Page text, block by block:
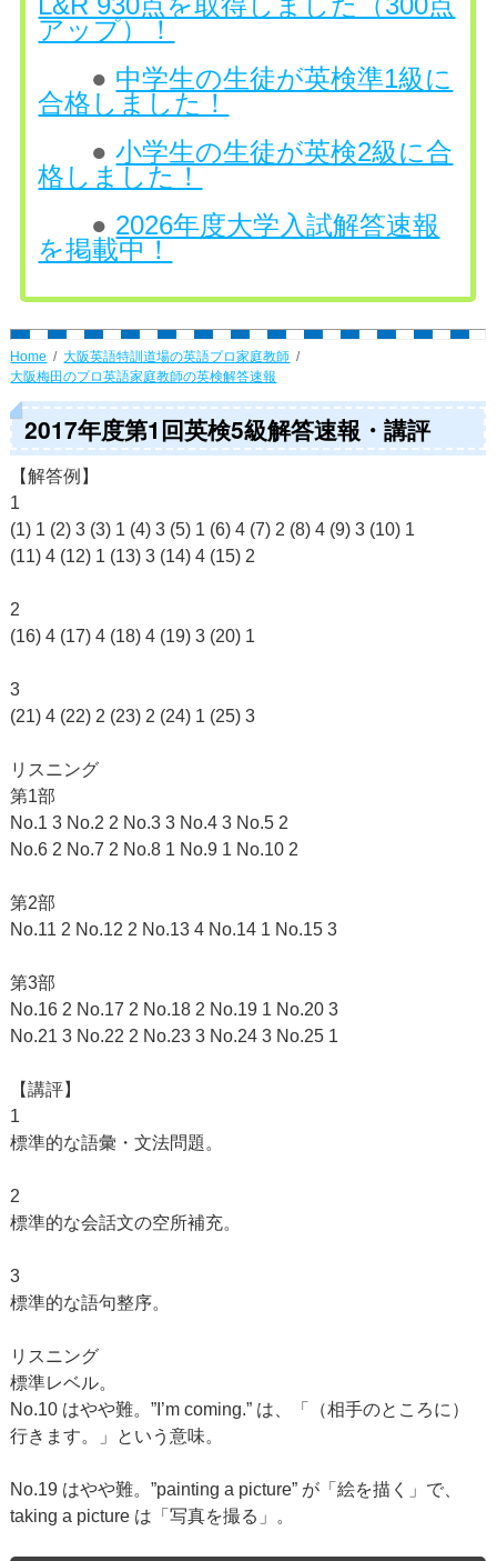
アップ）！
● 中学生の生徒が英検準1級に
合格しました！
●小学生の生徒が英検2級に合
格しました！
● 2026年度大学入試解答速報
を掲載中！
Home
大阪英語特訓道場の英語プロ家庭教師
大阪梅田のプロ英語家庭教師の英検解答速報
2017年度第1回英検5級解答速報・講評
【解答例】
1
(1) 1 (2) 3 (3) 1 (4) 3 (5) 1 (6) 4 (7) 2 (8) 4 (9) 3 (10) 1
(11) 4 (12) 1 (13) 3 (14) 4 (15) 2
2
(16) 4 (17) 4 (18) 4 (19) 3 (20) 1
3
(21) 4 (22) 2 (23) 2 (24) 1 (25) 3
リスニング
第1部
No.1 3 No.2 2 No.3 3 No.4 3 No.5 2
No.6 2 No.7 2 No.8 1 No.9 1 No.10 2
第2部
No.11 2 No.12 2 No.13 4 No.14 1 No.15 3
第3部
No.16 2 No.17 2 No.18 2 No.19 1 No.20 3
No.21 3 No.22 2 No.23 3 No.24 3 No.25 1
【講評】
1
標準的な語彙・文法問題。
2
標準的な会話文の空所補充。
3
標準的な語句整序。
リスニング
標準レベル。
No.10 はやや難。”I’m coming.” は、「（相手のところに）
行きます。」という意味。
No.19 はやや難。”painting a picture” が「絵を描く」で、
taking a picture は「写真を撮る」。